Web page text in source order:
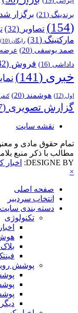
برندینگ (21) برگزار شد
(154)
تصاویر (32)
مارکتینگ (31) رایگان (10)
صمد یوسفی (20) عرضه
داداشی (16) فروش (42)
خبری (141)
اول (12) هوشمند (20)
گزارش تصویری (57)
نقشه سایت
تمام حقوق مادی و
مطالب با ذکر منبع
DESIGNE BY:
×
صفحه اصلی
انتخاب سردبیر
دسته بندی سایت
تکنولوژی
پوشش